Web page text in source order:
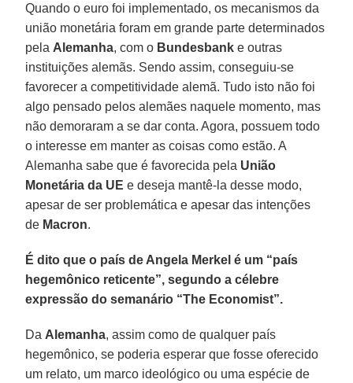
Quando o euro foi implementado, os mecanismos da
união monetária foram em grande parte determinados
pela Alemanha, com o Bundesbank e outras
instituições alemãs. Sendo assim, conseguiu-se
favorecer a competitividade alemã. Tudo isto não foi
algo pensado pelos alemães naquele momento, mas
não demoraram a se dar conta. Agora, possuem todo
o interesse em manter as coisas como estão. A
Alemanha sabe que é favorecida pela União
Monetária da UE e deseja mantê-la desse modo,
apesar de ser problemática e apesar das intenções
de Macron.
É dito que o país de Angela Merkel é um “país
hegemônico reticente”, segundo a célebre
expressão do semanário “The Economist”.
Da Alemanha, assim como de qualquer país
hegemônico, se poderia esperar que fosse oferecido
um relato, um marco ideológico ou uma espécie de